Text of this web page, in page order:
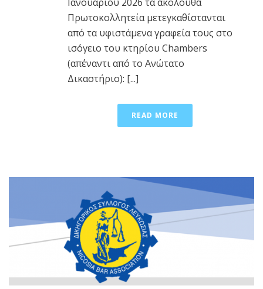
Πρωτοκολλητεία μετεγκαθίστανται
από τα υφιστάμενα γραφεία τους στο
ισόγειο του κτηρίου Chambers
(απέναντι από το Ανώτατο
Δικαστήριο): [...]
READ MORE